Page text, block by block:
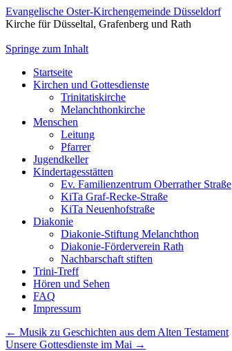
Evangelische Oster-Kirchengemeinde Düsseldorf
Kirche für Düsseltal, Grafenberg und Rath
Springe zum Inhalt
Startseite
Kirchen und Gottesdienste
Trinitatiskirche
Melanchthonkirche
Menschen
Leitung
Pfarrer
Jugendkeller
Kindertagesstätten
Ev. Familienzentrum Oberrather Straße
KiTa Graf-Recke-Straße
KiTa Neuenhofstraße
Diakonie
Diakonie-Stiftung Melanchthon
Diakonie-Förderverein Rath
Nachbarschaft stiften
Trini-Treff
Hören und Sehen
FAQ
Impressum
← Musik zu Geschichten aus dem Alten Testament
Unsere Gottesdienste im Mai →